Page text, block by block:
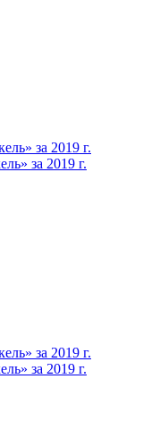
за 2019 г.
за 2019 г.
за 2019 г.
за 2019 г.